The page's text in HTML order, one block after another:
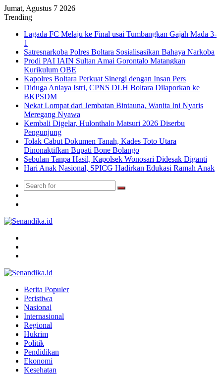
Jumat, Agustus 7 2026
Trending
Lagada FC Melaju ke Final usai Tumbangkan Gajah Mada 3-
1
Satresnarkoba Polres Boltara Sosialisasikan Bahaya Narkoba
Prodi PAI IAIN Sultan Amai Gorontalo Matangkan
Kurikulum OBE
Kapolres Boltara Perkuat Sinergi dengan Insan Pers
Diduga Aniaya Istri, CPNS DLH Boltara Dilaporkan ke
BKPSDM
Nekat Lompat dari Jembatan Bintauna, Wanita Ini Nyaris
Meregang Nyawa
Kembali Digelar, Hulonthalo Matsuri 2026 Diserbu
Pengunjung
Tolak Cabut Dokumen Tanah, Kades Toto Utara
Dinonaktifkan Bupati Bone Bolango
Sebulan Tanpa Hasil, Kapolsek Wonosari Didesak Diganti
Hari Anak Nasional, SPICG Hadirkan Edukasi Ramah Anak
Search
Berita Populer
Peristiwa
Nasional
Internasional
Regional
Hukrim
Politik
Pendidikan
Ekonomi
Kesehatan